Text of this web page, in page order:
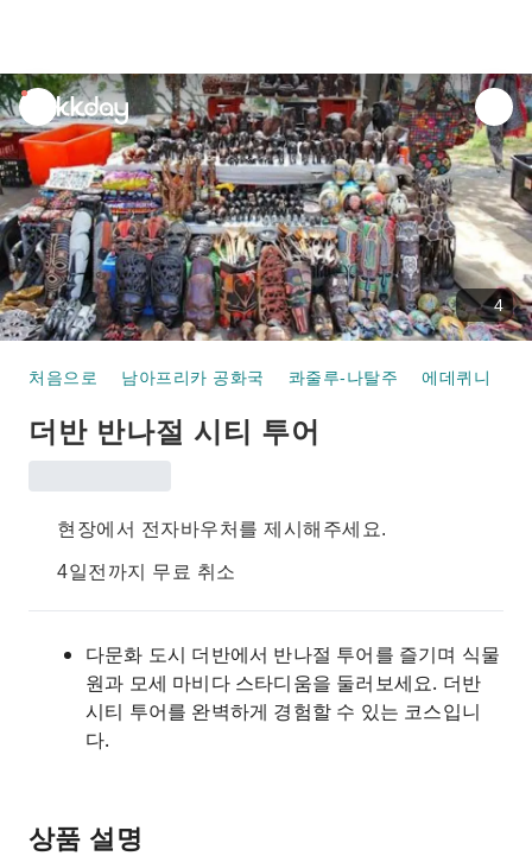
unread
notifications
4
처음으로 남아프리카 공화국 콰줄루-나탈주 에데퀴니
더반 반나절 시티 투어
현장에서 전자바우처를 제시해주세요.
4일전까지 무료 취소
다문화 도시 더반에서 반나절 투어를 즐기며 식물
원과 모세 마비다 스타디움을 둘러보세요. 더반
시티 투어를 완벽하게 경험할 수 있는 코스입니
다.
상품 설명